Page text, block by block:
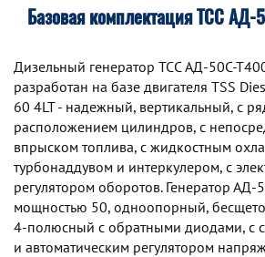
Базовая комплектация ТСС
Дизельный генератор TCC АД-50С-
разработан на базе двигателя TSS
60 4LT - надежный, вертикальный, с
расположением цилиндров, с
впрыском топлива, с жидкостным
турбонаддувом и интеркулером, с
регулятором оборотов. Генератор
мощностью 50, одноопорный,
4-полюсный с обратными диодами, с
и автоматическим регулятором